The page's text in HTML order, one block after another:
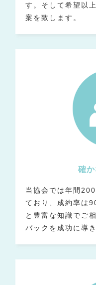
す。 そして希望以
案を致します。
確
当協会では年間
ており、成約率は
と豊富な知識でご
バックを成功に導き